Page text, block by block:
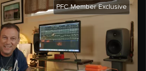
PFC Member Exclusive